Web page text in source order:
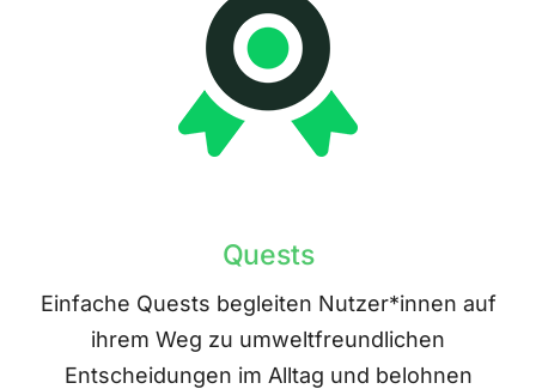
Quests
Einfache Quests begleiten Nutzer*innen auf
ihrem Weg zu umweltfreundlichen
Entscheidungen im Alltag und belohnen